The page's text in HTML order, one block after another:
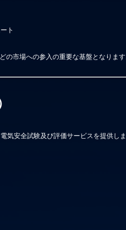
ト
市場への参入の重要な基盤となります
気安全試験及び評価サービスを提供し